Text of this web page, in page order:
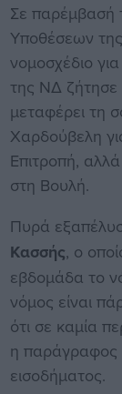
Σε παρέμβασή
Υποθέσεων
νομοσχέδιο
της ΝΔ ζήτησε
μεταφέρει τη
Χαρδούβελη
Επιτροπή,
στη Βουλή.
Πυρά
Κασσής, ο
εβδομάδα το
νόμος είναι
ότι σε καμία
η παράγραφος
εισοδήματος.